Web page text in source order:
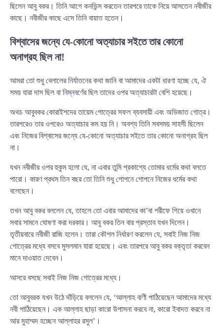
ছিলেন আবু বকর। তিনি আগে কনভিন্স করতেন তারপরে তাকে নিয়ে আসতেন নবীজীর
কাছে। নবীজীর কাছে এসে তিনি বায়াত হতেন।
বিশ্বাসের জন্যে যে-কোনো অত্যাচার সইতে তার কোনো
অনাগ্রহ ছিল না!
আমরা তো শুধু বেলালের নির্যাতনের কথা জানি বা আমাদের একটা ধারণা হচ্ছে যে, ঐ
সময় যারা দাস ছিল বা নিম্নবর্ণের ছিল তাদের ওপর অত্যাচারটা বেশি হয়েছে।
অথচ আবুবকর কোরাইশদের তায়েম গোত্রের সফল ব্যবসায়ী এবং অভিজাত গোত্র।
তারপরেও তার ওপরেও অত্যাচার কম হয় নি। অবশ্য তিনি সবসময় সাহসী ছিলেন
এবং নিজের বিশ্বাসের জন্যে যে-কোনো অত্যাচার সইতে তার কোনো অনাগ্রহ ছিল
না।
যখন নবীজীর ওপর হুকুম হলো যে, না এবার তুমি প্রকাশ্যে তোমার ধর্মের কথা বলতে
পারো। কারণ প্রথম তিন বছর তো তিনি শুধু গোপনে গোপনে নিজের ধর্মের কথা
বলেছেন।
তখন আবু বকর বললেন যে, তাহলে তো এবার আমাদের কা’বা শরীফে গিয়ে ওখানে
সবার সামনে ঘোষণা করা দরকার। আবু বকর তিন বার প্রস্তাব যখন দিলেন।
তৃতীয়বারে নবীজী রাজি হলেন। তারা কৌশল নির্ধারণ করলেন যে, সবাই নিজ নিজ
গোত্রের মধ্যে বসবে মুসলমান যারা হয়েছে। এবং তারপরে আবু বকর বক্তৃতা করবেন
মানে দাওয়াত দেবেন।
আসরে বসছে সবাই নিজ নিজ গোত্রের মধ্যে।
তো আবুবরক যখন উঠে দাঁড়িয়ে বললেন যে, ‘আল্লাহ বাণী পাঠিয়েছেন আমাদের মধ্যে
নবী পাঠিয়েছেন। এক আল্লাহ ছাড়া কারো উপাসনা করবে না, কারো ইবাদত করবে না
আর মুহাম্মদ হচ্ছেন আল্লাহর রসুল’।